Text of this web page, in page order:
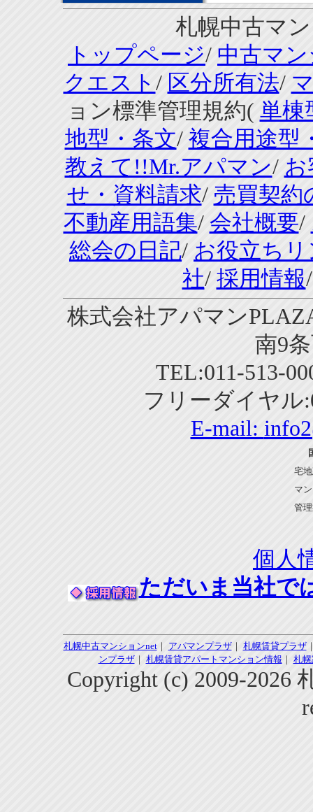
札幌中古マ
トップページ/ 中古マ
クエスト / 区分所有法/
ョン標準管理規約( 単棟
地型・条文/ 複合用途型
教えて!!Mr.アパマン/ お
せ・資料請求/ 売買契約
不動産用語集/ 会社概要/
総会の日記/ お役立ち
社/ 採用情報
株式会社アパマン
南9
TEL:011-513-
フリーダイヤル
E-mail:
宅
マ
管
個人
ただいま当社で
札幌中古マンションnet｜ アパマンプラザ｜ 札幌賃貸プラザ
ンプラザ｜ 札幌賃貸アパートマンション情報 ｜ 札
Copyright (c) 2009-2026